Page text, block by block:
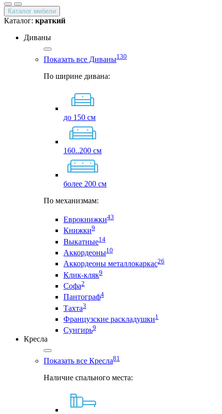
Каталог мебели
Каталог: краткий
Диваны
Показать все Диваны130
По ширине дивана:
до 150 см
160..200 см
более 200 см
По механизмам:
Еврокнижки43
Книжки9
Выкатные14
Аккордеоны10
Аккордеоны металлокаркас26
Клик-кляк9
Софа2
Пантограф4
Тахта3
Французские раскладушки1
Сунгирь9
Кресла
Показать все Кресла81
Наличие спального места: